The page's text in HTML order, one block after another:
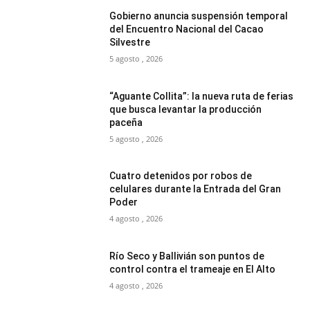
Gobierno anuncia suspensión temporal
del Encuentro Nacional del Cacao
Silvestre
5 agosto , 2026
“Aguante Collita”: la nueva ruta de ferias
que busca levantar la producción
paceña
5 agosto , 2026
Cuatro detenidos por robos de
celulares durante la Entrada del Gran
Poder
4 agosto , 2026
Río Seco y Ballivián son puntos de
control contra el trameaje en El Alto
4 agosto , 2026